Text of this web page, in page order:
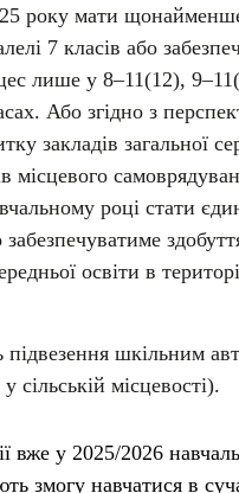
року мати
7 класів або
лише у 8–11(12),
Або згідно з
закладів загальної
місцевого
році стати
освіти в
підвезення шкільним
сільській місцевості).
вже у 2025/2026
змогу навчатися в